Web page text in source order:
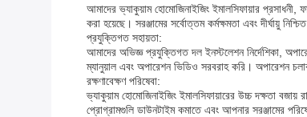
আমাদের ভ্যাকুয়াম হোমোজিনাইজিং ইমালসিফায়ার প্রসাধনী,
করা হয়েছে। সরঞ্জামের সর্বোত্তম কর্মক্ষমতা এবং দীর্ঘায়ু
প্রযুক্তিগত সহায়তা:
আমাদের অভিজ্ঞ প্রযুক্তিগত দল ইনস্টলেশন নির্দেশিকা,
ম্যানুয়াল এবং অপারেশন ভিডিও সরবরাহ করি। অপারেশন
রক্ষণাবেক্ষণ পরিষেবা:
ভ্যাকুয়াম হোমোজিনাইজিং ইমালসিফায়ারের উচ্চ দক্ষতা
প্রোগ্রামগুলি ডাউনটাইম কমাতে এবং আপনার সরঞ্জামের